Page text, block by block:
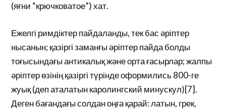
(яғни “крючковатое”) хат.
Ежелгі римдіктер пайдаланды, тек бас әріптер
нысанын; қазіргі заманғы əріптер пайда болды
тоғысындағы антикалық және орта ғасырлар; жалпы
әріптер өзінің қазіргі түрінде оформились 800-ге
жуық (деп аталатын каролингский минускул)[7].
Деген бағандағы солдан оңға қарай: латын, грек,